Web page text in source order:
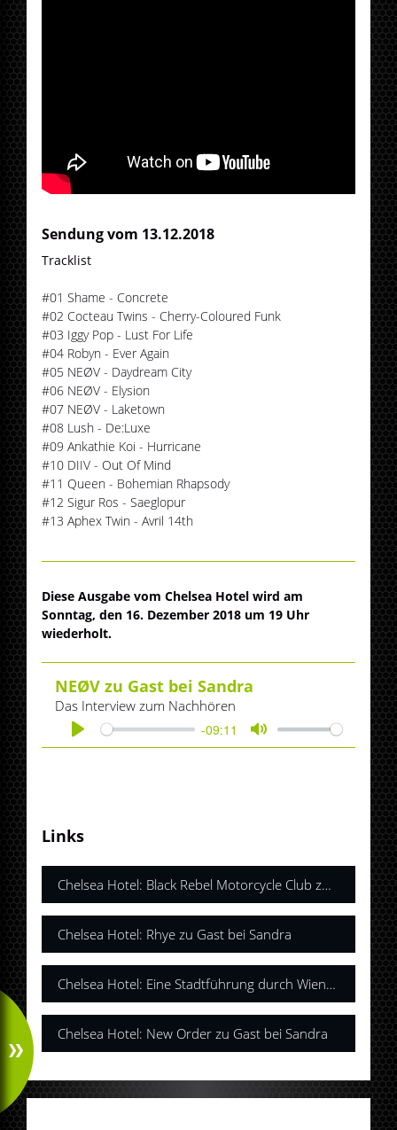
Sendung vom 13.12.2018
Tracklist
#01 Shame - Concrete
#02 Cocteau Twins - Cherry-Coloured Funk
#03 Iggy Pop - Lust For Life
#04 Robyn - Ever Again
#05 NEØV - Daydream City
#06 NEØV - Elysion
#07 NEØV - Laketown
#08 Lush - De:Luxe
#09 Ankathie Koi - Hurricane
#10 DIIV - Out Of Mind
#11 Queen - Bohemian Rhapsody
#12 Sigur Ros - Saeglopur
#13 Aphex Twin - Avril 14th
Diese Ausgabe vom Chelsea Hotel wird am
Sonntag, den 16. Dezember 2018 um 19 Uhr
wiederholt.
NEØV zu Gast bei Sandra
Das Interview zum Nachhören
Play
-09:11
Mute
Links
Chelsea Hotel: Black Rebel Motorcycle Club zu Gast bei Sandra
Chelsea Hotel: Rhye zu Gast bei Sandra
Chelsea Hotel: Eine Stadtführung durch Wien mit Cari Cari und Sandra
Chelsea Hotel: New Order zu Gast bei Sandra